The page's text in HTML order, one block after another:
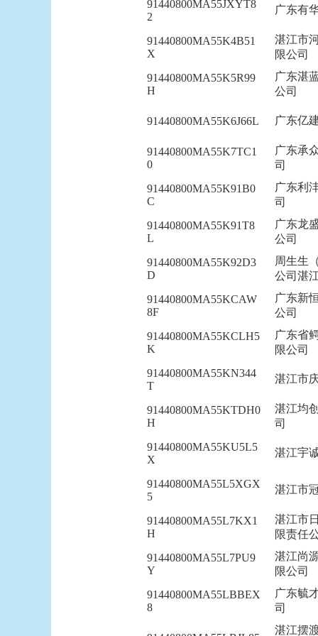
91440800MA55JXYT8
2
广东有
91440800MA55K4B51
X
湛江市
限公司
91440800MA55K5R99
H
广东湛
公司
91440800MA55K6J66L 广东亿
91440800MA55K7TC1
0
广东承
司
91440800MA55K91B0
C
广东利
司
91440800MA55K91T8
L
广东龙
公司
91440800MA55K92D3
D
周生生
公司湛
91440800MA55KCAW
8F
广东新
公司
91440800MA55KCLH5
K
广东省
限公司
91440800MA55KN344
T
湛江市
91440800MA55KTDH0
H
湛江均
司
91440800MA55KU5L5
X
湛江宇
91440800MA55L5XGX
5
湛江市
91440800MA55L7KX1
H
湛江市
限责任
91440800MA55L7PU9
Y
湛江尚
限公司
91440800MA55LBBEX
8
广东毓
司
湛江摆